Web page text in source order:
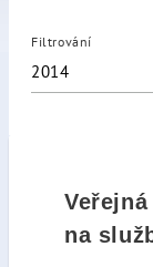
Filtrování
2014
na